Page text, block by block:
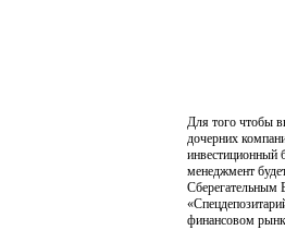
Для того чтобы
дочерних
инвестиционный
менеджмент
Сберегательным
финансовом